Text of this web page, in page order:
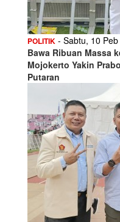
POLITIK - Sabtu, 10
Bawa Ribuan Massa
Mojokerto Yakin
Putaran